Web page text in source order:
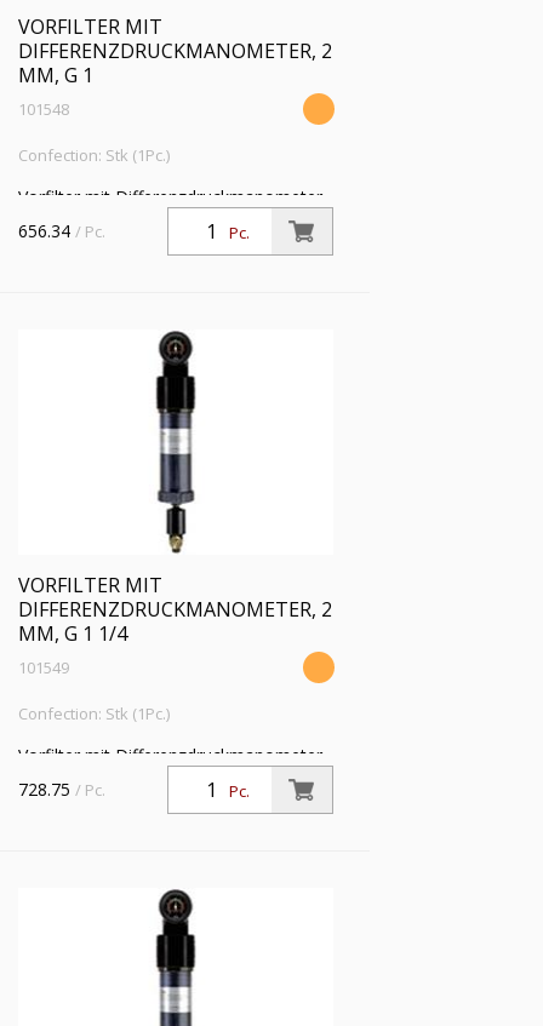
VORFILTER MIT
DIFFERENZDRUCKMANOMETER, 2
ΜM, G 1
101548
Confection: Stk (1Pc.)
Vorfilter mit Differenzdruckmanometer,
2 µm, G 1, Eingangsdruck 4 - 16 bar,
Mediums-Umgebungstemperatur 5 °C
Pc.
656.34 / Pc.
VORFILTER MIT
DIFFERENZDRUCKMANOMETER, 2
ΜM, G 1 1/4
101549
Confection: Stk (1Pc.)
Vorfilter mit Differenzdruckmanometer,
2 µm, G 1 1/4, Eingangsdruck 4 - 16 bar,
Mediums-Umgebungstemperatur 5 °C
Pc.
728.75 / Pc.